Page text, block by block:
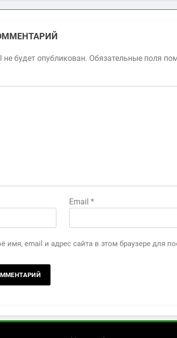
будет опубликован. Обязательные поля
Email*
имя, email и адрес сайта в этом браузере для